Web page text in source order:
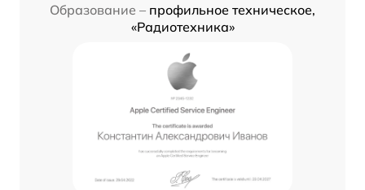
Образование – профильное техническое,
«Радиотехника»